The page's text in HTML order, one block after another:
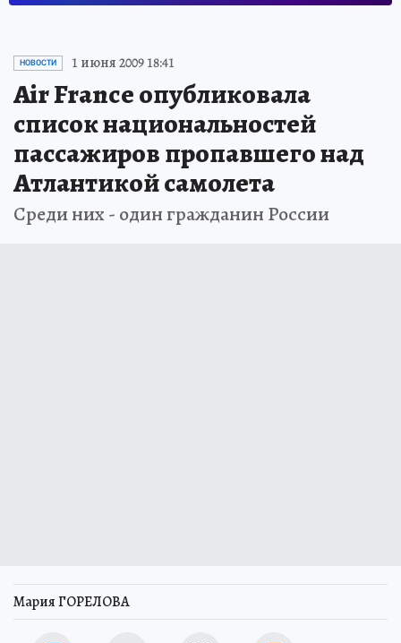
НОВОСТИ 1 июня 2009 18:41
Air France опубликовала
список национальностей
пассажиров пропавшего над
Атлантикой самолета
Среди них - один гражданин России
Мария ГОРЕЛОВА